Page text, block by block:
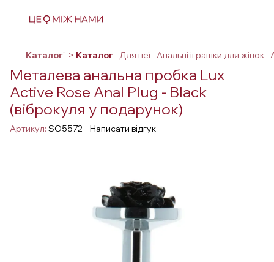
Каталог" > Каталог Для неї Анальні іграшки для жінок
Металева анальна пробка Lux
Active Rose Anal Plug - Black
(віброкуля у подарунок)
Артикул: SO5572 Написати відгук